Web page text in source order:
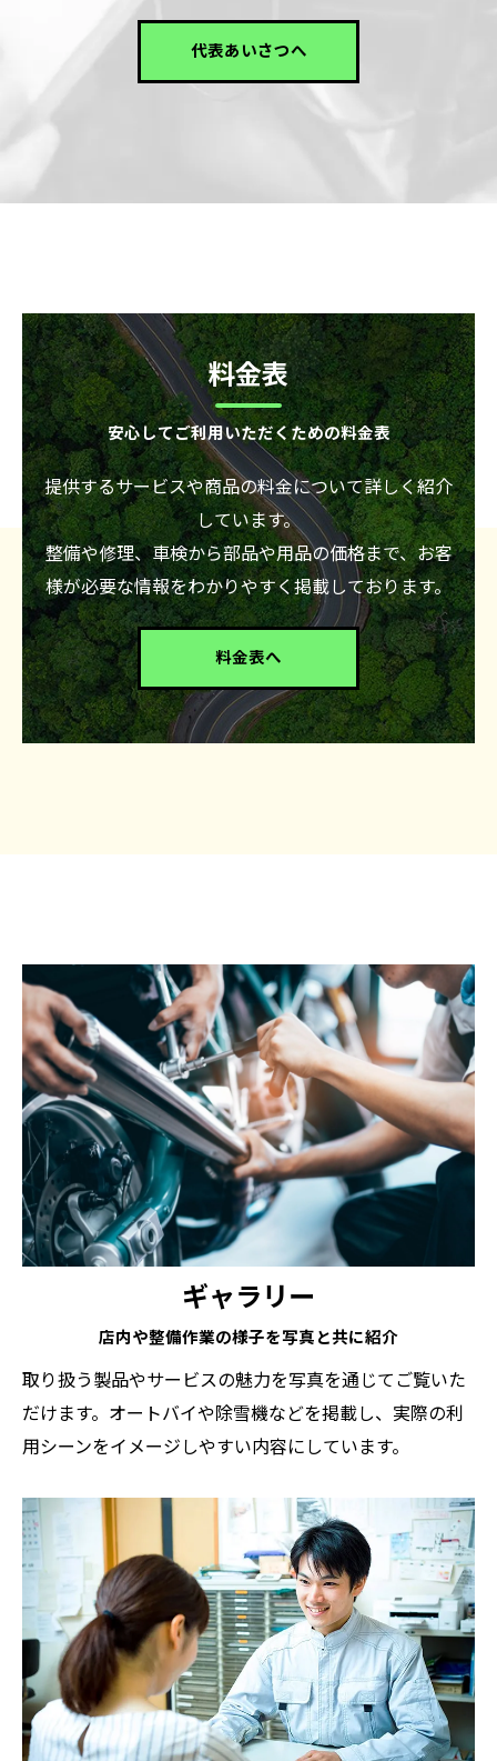
代表あいさつへ
安心してご利用いただくための料金表
料金表
提供するサービスや商品の料金について詳しく紹介
しています。
整備や修理、車検から部品や用品の価格まで、お客
様が必要な情報をわかりやすく掲載しております。
料金表へ
ギャラリー
店内や整備作業の様子を写真と共に紹介
取り扱う製品やサービスの魅力を写真を通じてご覧いた
だけます。オートバイや除雪機などを掲載し、実際の利
用シーンをイメージしやすい内容にしています。